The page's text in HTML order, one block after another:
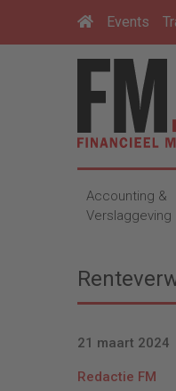
Events
Accounting &
Verslaggeving
21 maart 2024
Redactie FM